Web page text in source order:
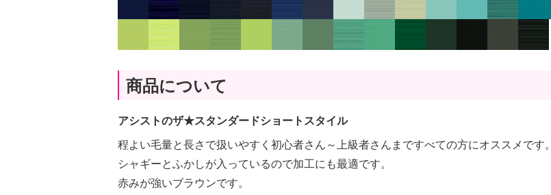
商品について
アシストのザ★スタンダードショートスタイル
程よい毛量と長さで扱いやすく初心者さん～上級者さんまですべての方にオススメです。
シャギーとふかしが入っているので加工にも最適です。
赤みが強いブラウンです。